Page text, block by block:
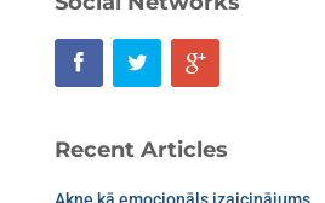
Recent Articles